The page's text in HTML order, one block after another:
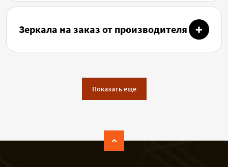
Зеркала на заказ от производителя
Показать еще